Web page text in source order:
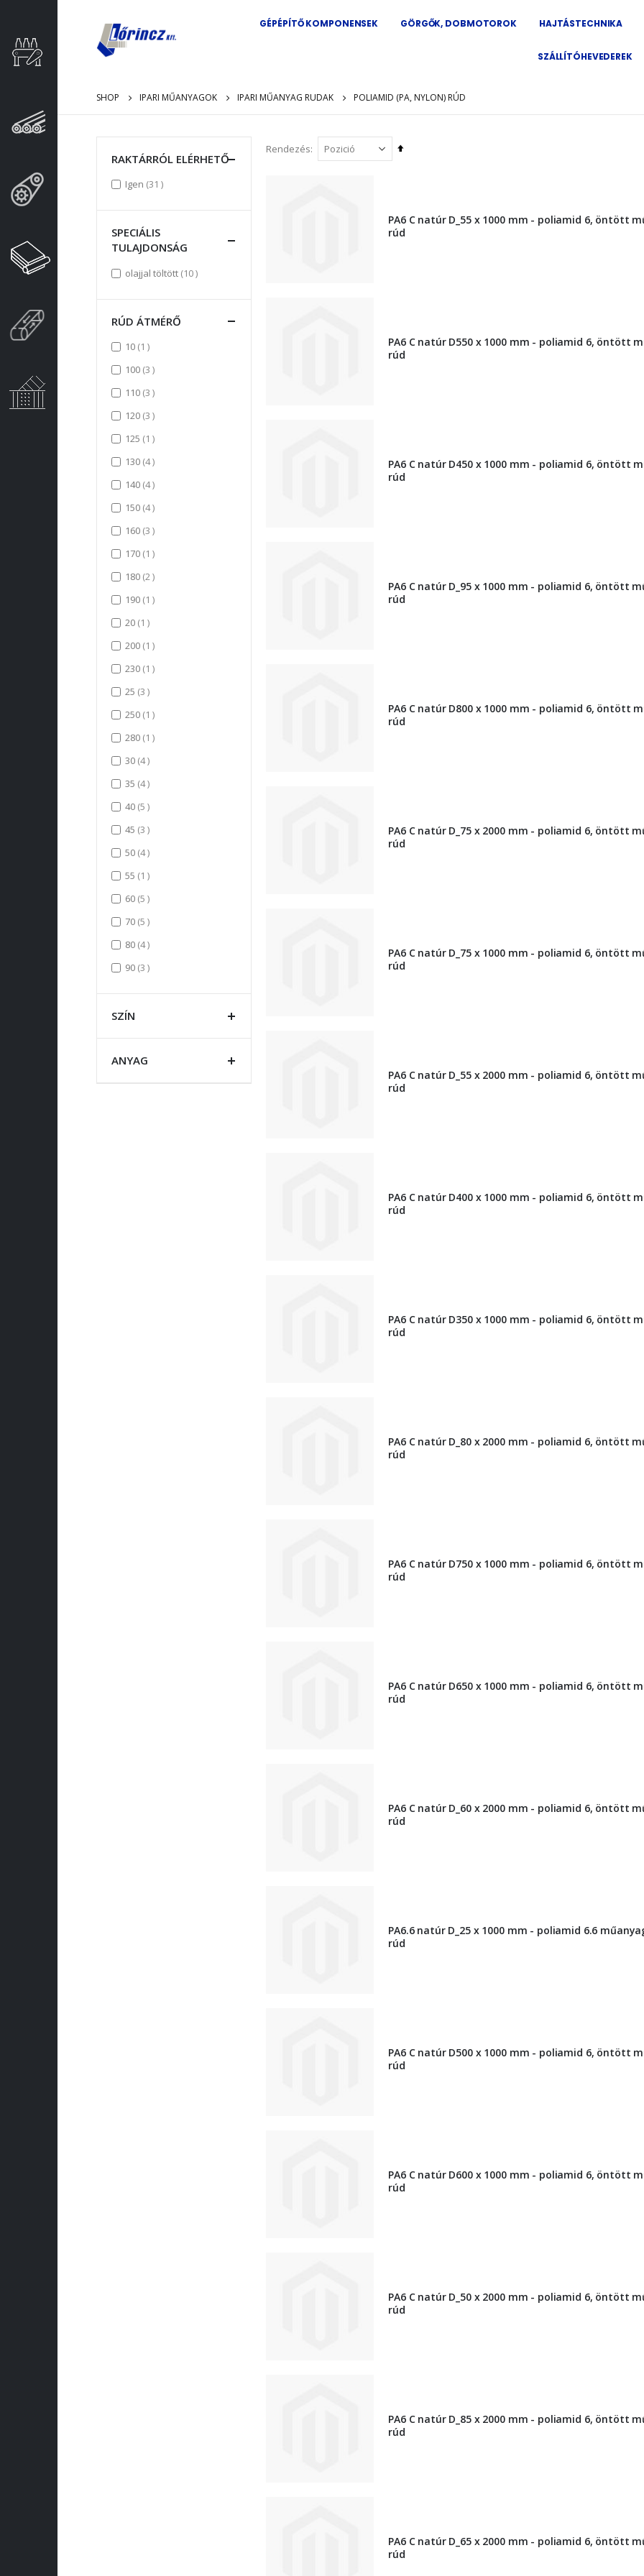
GÉPÉPÍTŐ KOMPONENSEK GÖRGŐK, DOBMOTOROK HAJTÁSTECHNIKA
SZÁLLÍTÓHEVEDEREK
SHOP IPARI MŰANYAGOK IPARI MŰANYAG RUDAK POLIAMID (PA, NYLON) RÚD
Rendezés
Csökkenő
PA6 C natúr D_55 x 1000 mm - poliamid 6, öntött
rúd
PA6 C natúr D550 x 1000 mm - poliamid 6, öntött
rúd
PA6 C natúr D450 x 1000 mm - poliamid 6, öntött
rúd
PA6 C natúr D_95 x 1000 mm - poliamid 6, öntött
rúd
PA6 C natúr D800 x 1000 mm - poliamid 6, öntött
rúd
PA6 C natúr D_75 x 2000 mm - poliamid 6, öntött
rúd
PA6 C natúr D_75 x 1000 mm - poliamid 6, öntött
rúd
PA6 C natúr D_55 x 2000 mm - poliamid 6, öntött
rúd
PA6 C natúr D400 x 1000 mm - poliamid 6, öntött
rúd
PA6 C natúr D350 x 1000 mm - poliamid 6, öntött
rúd
PA6 C natúr D_80 x 2000 mm - poliamid 6, öntött
rúd
PA6 C natúr D750 x 1000 mm - poliamid 6, öntött
rúd
PA6 C natúr D650 x 1000 mm - poliamid 6, öntött
rúd
PA6 C natúr D_60 x 2000 mm - poliamid 6, öntött
rúd
PA6.6 natúr D_25 x 1000 mm - poliamid 6.6
rúd
PA6 C natúr D500 x 1000 mm - poliamid 6, öntött
rúd
PA6 C natúr D600 x 1000 mm - poliamid 6, öntött
rúd
PA6 C natúr D_50 x 2000 mm - poliamid 6, öntött
rúd
PA6 C natúr D_85 x 2000 mm - poliamid 6, öntött
rúd
PA6 C natúr D_65 x 2000 mm - poliamid 6, öntött
rúd
RAKTÁRRÓL ELÉRHETŐ
Igen 31 items
SPECIÁLIS
TULAJDONSÁG
olajjal töltött 10items
RÚD ÁTMÉRŐ
10 1 item
100 3 items
110 3 items
120 3 items
125 1 item
130 4items
140 4items
150 4items
160 3 items
170 1 item
180 2items
190 1 item
20 1 item
200 1 item
230 1 item
25 3 items
250 1 item
280 1 item
30 4items
35 4items
40 5 items
45 3 items
50 4items
55 1 item
60 5 items
70 5 items
80 4items
90 3 items
SZÍN
ANYAG